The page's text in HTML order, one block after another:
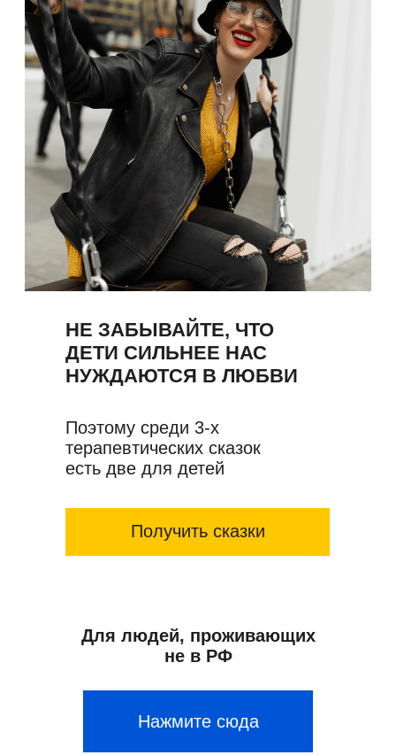
НЕ ЗАБЫВАЙТЕ, ЧТО
ДЕТИ СИЛЬНЕЕ НАС
НУЖДАЮТСЯ В ЛЮБВИ
Поэтому среди 3-х
терапевтических сказок
есть две для детей
Получить сказки
Для людей, проживающих
не в РФ
Нажмите сюда